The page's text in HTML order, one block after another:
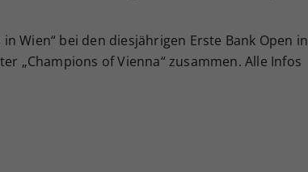
Wien“ bei den diesjährigen Erste Bank Open in
„Champions of Vienna“ zusammen. Alle Infos